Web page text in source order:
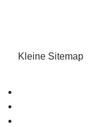
Kleine Sitemap